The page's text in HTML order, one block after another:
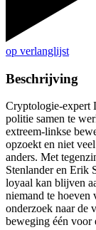
op verlanglijst
Beschrijving
Cryptologie-expert
politie samen te
extreem-linkse
opzoekt en niet
anders. Met
Stenlander en Erik
loyaal kan blijven
niemand te hoeven
onderzoek naar de
beweging één voor